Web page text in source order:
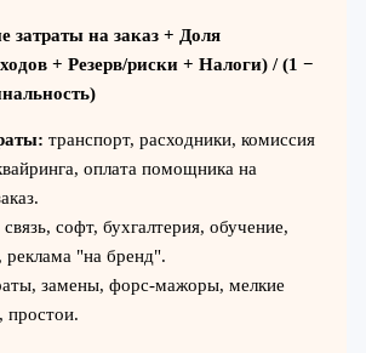
на заказ + Доля
+ Резерв/риски + Налоги) / (1 −
транспорт, расходники, комиссия
оплата помощника на
связь, софт, бухгалтерия, обучение,
реклама "на бренд".
замены, форс-мажоры, мелкие
простои.